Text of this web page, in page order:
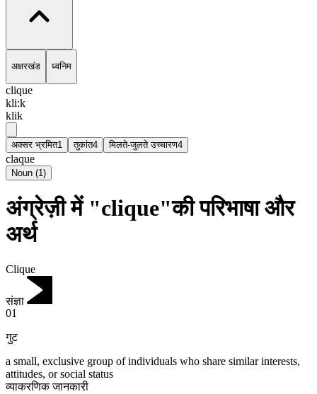
अक्षरखंड ध्वनिम
clique
kli:k
klik
अक्सर भ्रमित1 तुकांत4 मिलते-जुलते उच्चारण4
claque
Noun (1)
अंग्रेज़ी में "clique"की परिभाषा और
अर्थ
Clique
संज्ञा
01
गुट
a small, exclusive group of individuals who share similar interests,
attitudes, or social status
व्याकरणिक जानकारी